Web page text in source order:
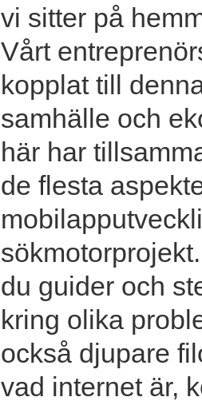
vi sitter på
Vårt
kopplat till
samhälle och
här har
de flesta
du guider och
kring olika
också djupare
vad internet är,